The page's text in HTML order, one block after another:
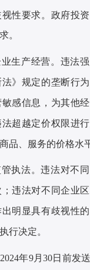
性要求。政府投
。
业生产经营。违法
法》规定的垄断行
感信息，为其他
超越定价权限进
品、服务的价格水
管执法。违法对不
违法对不同企业
明显具有歧视性
行决定。
年9月30日前发